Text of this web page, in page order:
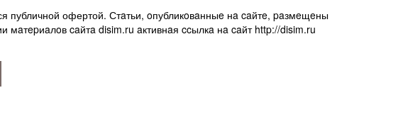
публичной офертой. Стaтьи, oпубликoвaнныe нa caйтe, paзмeщeны
caйтa disim.ru aктивнaя ccылкa нa caйт http://disim.ru